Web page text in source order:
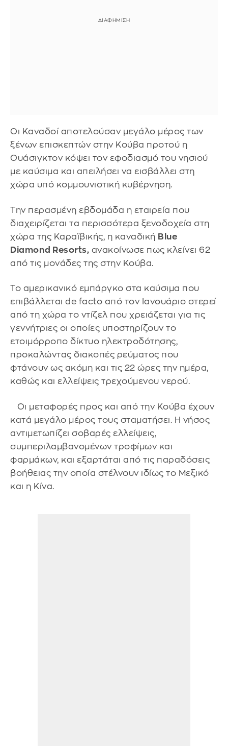
Οι Καναδοί αποτελούσαν μεγάλο μέρος των
ξένων επισκεπτών στην Κούβα προτού η
Ουάσιγκτον κόψει τον εφοδιασμό του νησιού
με καύσιμα και απειλήσει να εισβάλλει στη
χώρα υπό κομμουνιστική κυβέρνηση.
Την περασμένη εβδομάδα η εταιρεία που
διαχειρίζεται τα περισσότερα ξενοδοχεία στη
χώρα της Καραϊβικής, η καναδική Blue
Diamond Resorts, ανακοίνωσε πως κλείνει 62
από τις μονάδες της στην Κούβα.
Το αμερικανικό εμπάργκο στα καύσιμα που
επιβάλλεται de facto από τον Ιανουάριο στερεί
από τη χώρα το ντίζελ που χρειάζεται για τις
γεννήτριες οι οποίες υποστηρίζουν το
ετοιμόρροπο δίκτυο ηλεκτροδότησης,
προκαλώντας διακοπές ρεύματος που
φτάνουν ως ακόμη και τις 22 ώρες την ημέρα,
καθώς και ελλείψεις τρεχούμενου νερού.
Οι μεταφορές προς και από την Κούβα έχουν
κατά μεγάλο μέρος τους σταματήσει. Η νήσος
αντιμετωπίζει σοβαρές ελλείψεις,
συμπεριλαμβανομένων τροφίμων και
φαρμάκων, και εξαρτάται από τις παραδόσεις
βοήθειας την οποία στέλνουν ιδίως το Μεξικό
και η Κίνα.